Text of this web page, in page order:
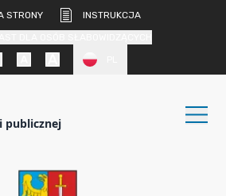
STRONY
INSTRUKCJA
publicznej